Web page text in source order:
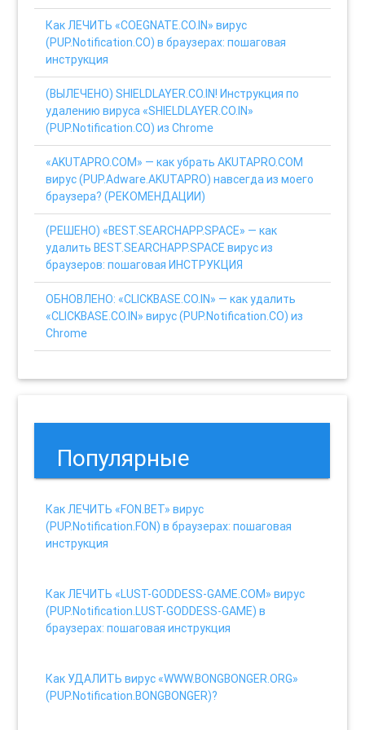
Как ЛЕЧИТЬ «COEGNATE.CO.IN» вирус
(PUP.Notification.CO) в браузерах: пошаговая
инструкция
(ВЫЛЕЧЕНО) SHIELDLAYER.CO.IN! Инструкция по
удалению вируса «SHIELDLAYER.CO.IN»
(PUP.Notification.CO) из Chrome
«AKUTAPRO.COM» — как убрать AKUTAPRO.COM
вирус (PUP.Adware.AKUTAPRO) навсегда из моего
браузера? (РЕКОМЕНДАЦИИ)
(РЕШЕНО) «BEST.SEARCHAPP.SPACE» — как
удалить BEST.SEARCHAPP.SPACE вирус из
браузеров: пошаговая ИНСТРУКЦИЯ
ОБНОВЛЕНО: «CLICKBASE.CO.IN» — как удалить
«CLICKBASE.CO.IN» вирус (PUP.Notification.CO) из
Chrome
Популярные
Как ЛЕЧИТЬ «FON.BET» вирус
(PUP.Notification.FON) в браузерах: пошаговая
инструкция
Как ЛЕЧИТЬ «LUST-GODDESS-GAME.COM» вирус
(PUP.Notification.LUST-GODDESS-GAME) в
браузерах: пошаговая инструкция
Как УДАЛИТЬ вирус «WWW.BONGBONGER.ORG»
(PUP.Notification.BONGBONGER)?